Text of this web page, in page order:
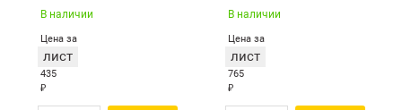
В наличии
Цена за
лист
435
₽
В наличии
Цена за
лист
765
₽